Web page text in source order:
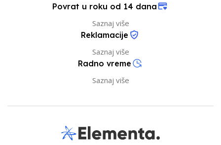
Povrat u roku od 14 dana
Saznaj više
Reklamacije
Saznaj više
Radno vreme
Saznaj više